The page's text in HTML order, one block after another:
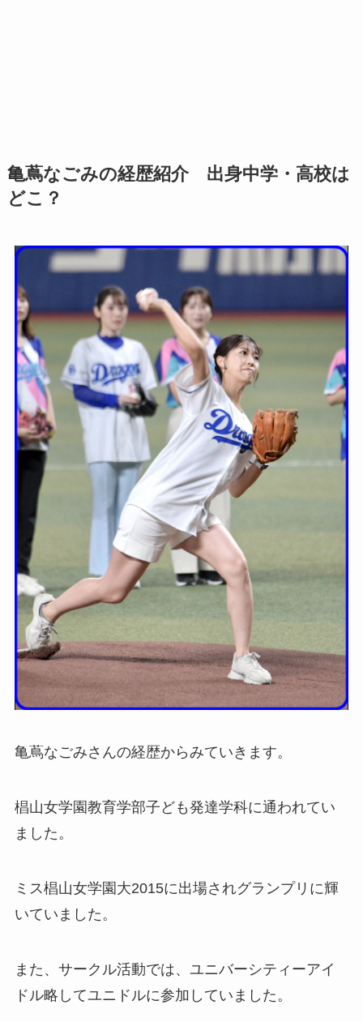
亀蔦なごみの経歴紹介 出身中学・高校は
どこ？
亀蔦なごみさんの経歴からみていきます。
椙山女学園教育学部子ども発達学科に通われてい
ました。
ミス椙山女学園大2015に出場されグランプリに輝
いていました。
また、サークル活動では、ユニバーシティーアイ
ドル略してユニドルに参加していました。